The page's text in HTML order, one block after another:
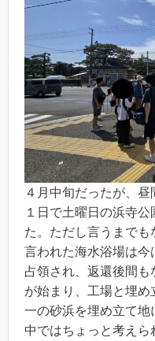
４月中旬だったが、
１日で土曜日の浜寺
た。ただし言うまでも
言われた海水浴場は今
占領され、返還後間
が始まり、工場と埋
一の砂浜を埋め立て
中ではちょっと考え